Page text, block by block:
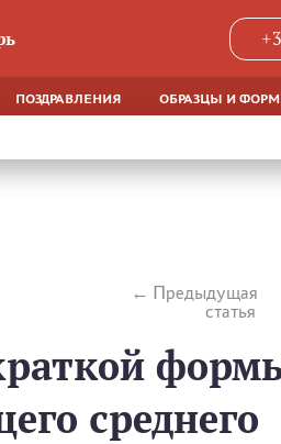
ПОЗДРАВЛЕНИЯ ОБРАЗЦЫ И
Предыдущая
статья
среднего